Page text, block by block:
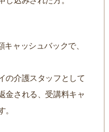
ャッシュバックで、
の介護スタッフとして
金される、受講料キャ